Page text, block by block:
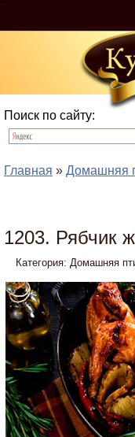
Поиск по сайту:
Главная » Домашняя
1203. Рябчик
Категория: Домашняя